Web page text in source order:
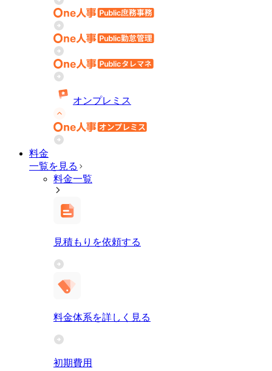
オンプレミス
料金
一覧を見る
料金一覧
見積もりを依頼する
料金体系を詳しく見る
初期費用